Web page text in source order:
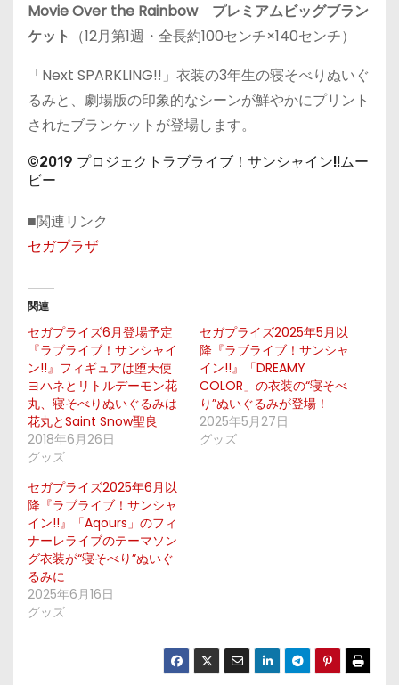
Movie Over the Rainbow プレミアムビッグブラン
ケット （12月第1週・全長約100センチ×140センチ）
「Next SPARKLING!!」衣装の3年生の寝そべりぬいぐ
るみと、劇場版の印象的なシーンが鮮やかにプリント
されたブランケットが登場します。
©2019 プロジェクトラブライブ！サンシャイン!!ムー
ビー
■関連リンク
セガプラザ
関連
セガプライズ6月登場予定
『ラブライブ！サンシャイ
ン!!』フィギュアは堕天使
ヨハネとリトルデーモン花
丸、寝そべりぬいぐるみは
花丸とSaint Snow聖良
2018年6月26日
グッズ
セガプライズ2025年5月以
降『ラブライブ！サンシャ
イン!!』「DREAMY
COLOR」の衣装の“寝そべ
り”ぬいぐるみが登場！
2025年5月27日
グッズ
セガプライズ2025年6月以
降『ラブライブ！サンシャ
イン!!』「Aqours」のフィ
ナーレライブのテーマソン
グ衣装が“寝そべり”ぬいぐ
るみに
2025年6月16日
グッズ